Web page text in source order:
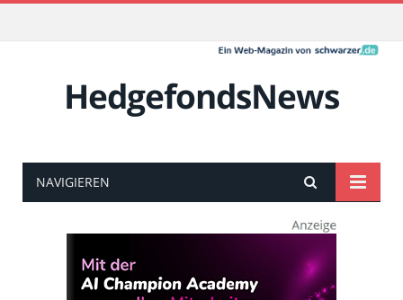
HedgefondsNews
NAVIGIEREN